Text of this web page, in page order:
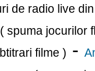
de radio live
( spuma jocurilor
filme ) -